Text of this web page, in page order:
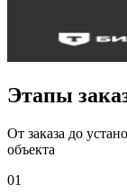
Этапы
От заказа до
объекта
01